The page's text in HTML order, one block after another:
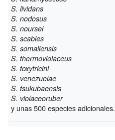
S. lividans
S. nodosus
S. noursei
S. scabies
S. somaliensis
S. thermoviolaceus
S. toxytricini
S. venezuelae
S. tsukubaensis
S. violaceoruber
y unas 500 especies adicionales.